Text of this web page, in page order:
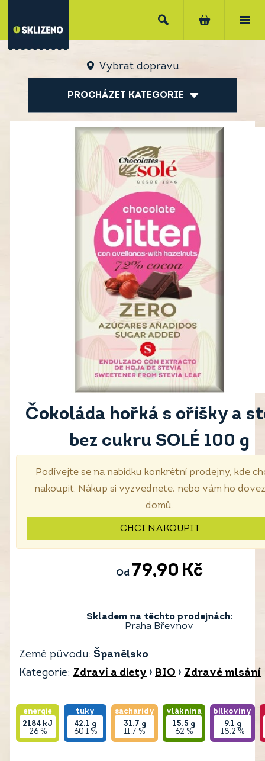
Vybrat dopravu
PROCHÁZET KATEGORIE
Čokoláda hořká s oříšky a
bez cukru SOLÉ 100 g
Podívejte se na nabídku konkrétní prodejny, kde
nakoupit. Nákup si vyzvednete, nebo vám ho
domů.
CHCI NAKOUPIT
Od 79,90 Kč
Skladem na těchto prodejnách:
Praha Břevnov
Země původu: Španělsko
Kategorie: Zdraví a diety › BIO › Zdravé mlsání
energie
2184 kJ
26 %
tuky
42.1 g
60.1 %
sacharidy
31.7 g
11.7 %
vláknina
15.5 g
62 %
bílkoviny
9.1 g
18.2 %